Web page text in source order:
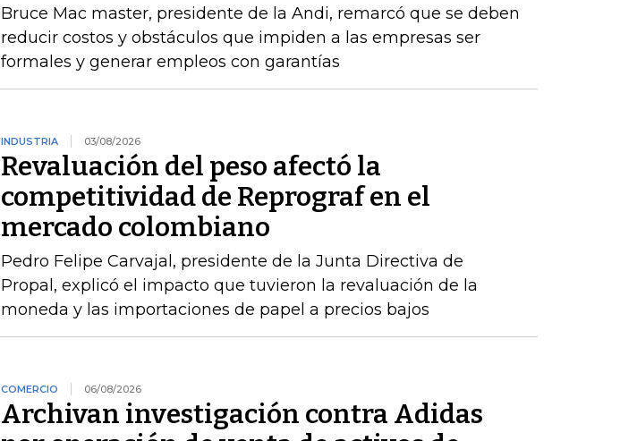
Bruce Mac master, presidente de la Andi, remarcó que se deben
reducir costos y obstáculos que impiden a las empresas ser
formales y generar empleos con garantías
INDUSTRIA 03/08/2026
Revaluación del peso afectó la
competitividad de Reprograf en el
mercado colombiano
Pedro Felipe Carvajal, presidente de la Junta Directiva de
Propal, explicó el impacto que tuvieron la revaluación de la
moneda y las importaciones de papel a precios bajos
COMERCIO 06/08/2026
Archivan investigación contra Adidas